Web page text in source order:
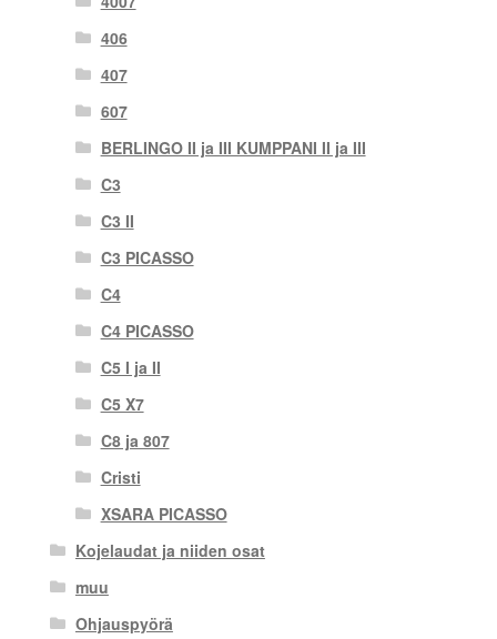
406
407
607
BERLINGO II ja III KUMPPANI II ja III
C3
C3 II
C3 PICASSO
C4
C4 PICASSO
C5 I ja II
C5 X7
C8 ja 807
Cristi
XSARA PICASSO
Kojelaudat ja niiden osat
muu
Ohjauspyörä